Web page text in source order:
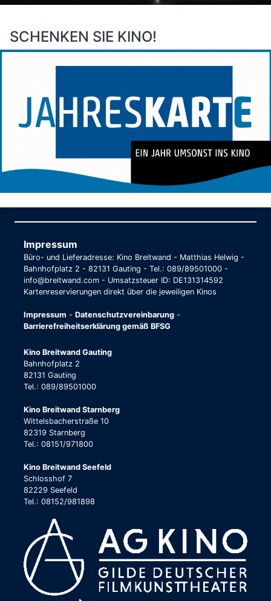
SCHENKEN SIE KINO!
Impressum
Büro- und Lieferadresse: Kino Breitwand - Matthias Helwig -
Bahnhofplatz 2 - 82131 Gauting - Tel.: 089/89501000 -
info@breitwand.com - Umsatzsteuer ID: DE131314592
Kartenreservierungen direkt über die jeweiligen Kinos
Impressum - Datenschutzvereinbarung -
Barrierefreiheitserklärung gemäß BFSG
Kino Breitwand Gauting
Bahnhofplatz 2
82131 Gauting
Tel.: 089/89501000
Kino Breitwand Starnberg
Wittelsbacherstraße 10
82319 Starnberg
Tel.: 08151/971800
Kino Breitwand Seefeld
Schlosshof 7
82229 Seefeld
Tel.: 08152/981898